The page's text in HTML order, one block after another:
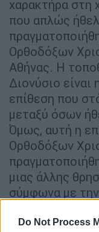
Do Not Process
χαρακτήρα στη
που απλώς
Ορθοδόξων
Αθήνας. Η
Διονύσιο
επίθεση που
μεταξύ όσων
Όμως, αυτή η
Ορθοδόξων
μιας άλλης
σύμφωνα με
τρομοκράτες
ιδεολογική